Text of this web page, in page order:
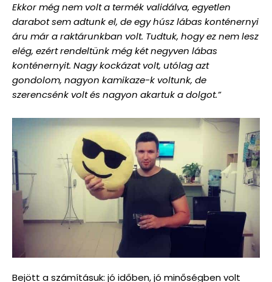
Ekkor még nem volt a termék validálva, egyetlen
darabot sem adtunk el, de egy húsz lábas konténernyi
áru már a raktárunkban volt. Tudtuk, hogy ez nem lesz
elég, ezért rendeltünk még két negyven lábas
konténernyit. Nagy kockázat volt, utólag azt
gondolom, nagyon kamikaze-k voltunk, de
szerencsénk volt és nagyon akartuk a dolgot.”
Bejött a számításuk: jó időben, jó minőségben volt